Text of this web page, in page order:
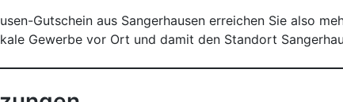
Gutschein aus Sangerhausen erreichen Sie also
Gewerbe vor Ort und damit den Standort